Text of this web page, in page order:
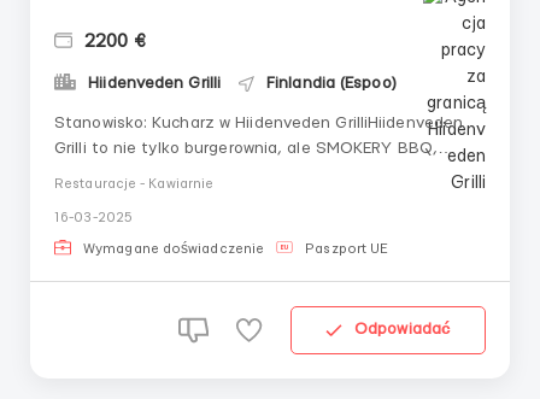
2200 €
Hiidenveden Grilli Finlandia (Espoo)
Stanowisko: Kucharz w Hiidenveden GrilliHiidenveden
Grilli to nie tylko burgerownia, ale SMOKERY BBQ,
znalazła się w pierwszej trzynastce najlepszych
burgerowni w Finlandii, a teraz szukamy
Restauracje - Kawiarnie
16-03-2025
Wymagane doświadczenie Paszport UE
Odpowiadać